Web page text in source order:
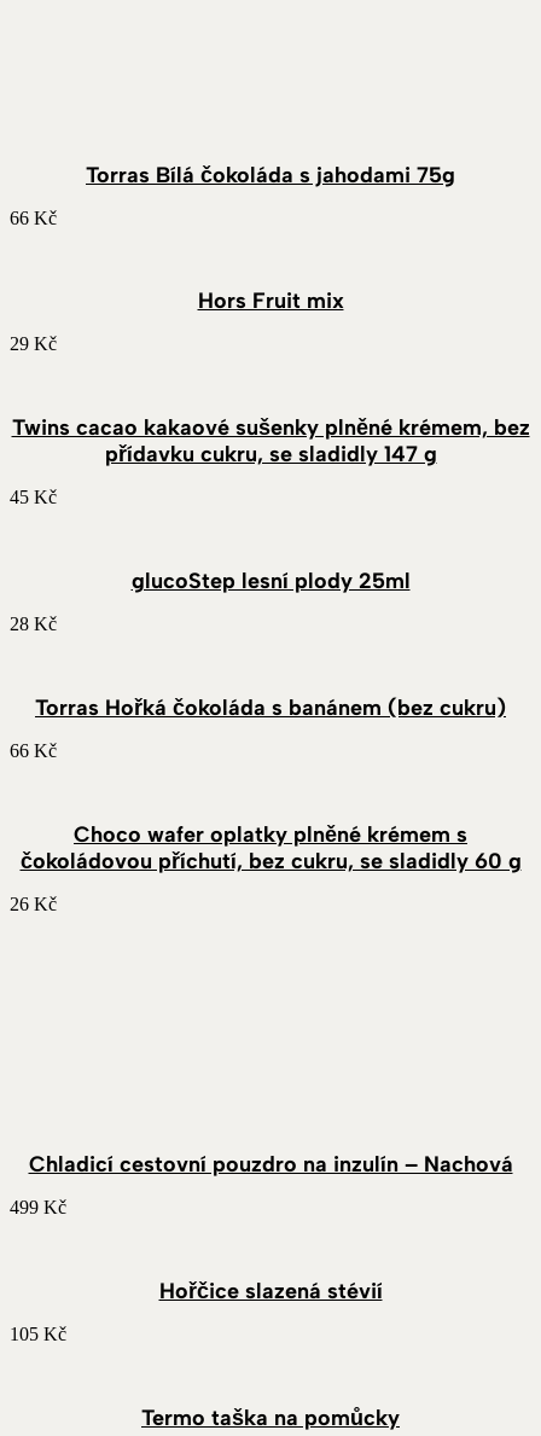
Torras Bílá čokoláda s jahodami 75g
66 Kč
Hors Fruit mix
29 Kč
Twins cacao kakaové sušenky plněné krémem, bez
přídavku cukru, se sladidly 147 g
45 Kč
glucoStep lesní plody 25ml
28 Kč
Torras Hořká čokoláda s banánem (bez cukru)
66 Kč
Choco wafer oplatky plněné krémem s
čokoládovou příchutí, bez cukru, se sladidly 60 g
26 Kč
Chladicí cestovní pouzdro na inzulín – Nachová
499 Kč
Hořčice slazená stévií
105 Kč
Termo taška na pomůcky